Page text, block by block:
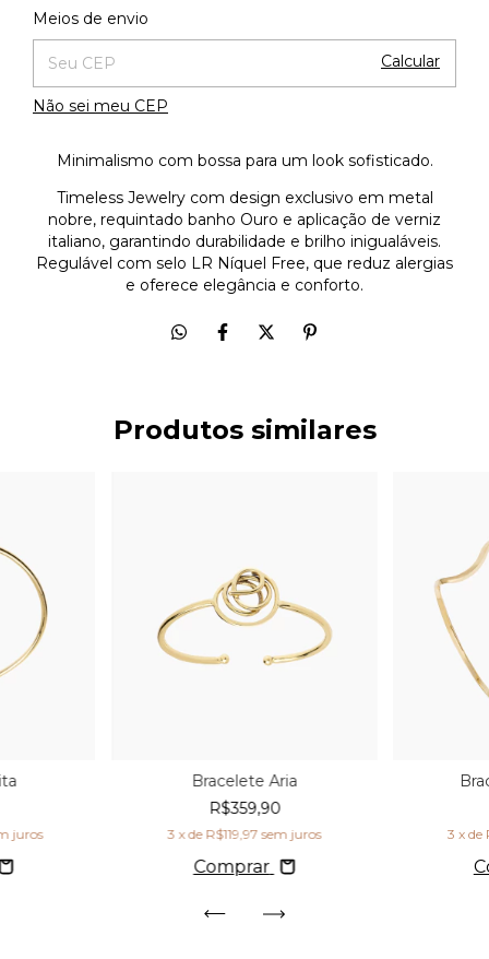
Entregas para o CEP:
Meios de envio
Calcular
Não sei meu CEP
Minimalismo com bossa para um look sofisticado.
Timeless Jewelry com design exclusivo em metal
nobre, requintado banho Ouro e aplicação de verniz
italiano, garantindo durabilidade e brilho inigualáveis.
Regulável com selo LR Níquel Free, que reduz alergias
e oferece elegância e conforto.
Produtos similares
juros
Bracelete Aria
R$359,90
3 x de R$119,97 sem juros
Comprar
3 x de